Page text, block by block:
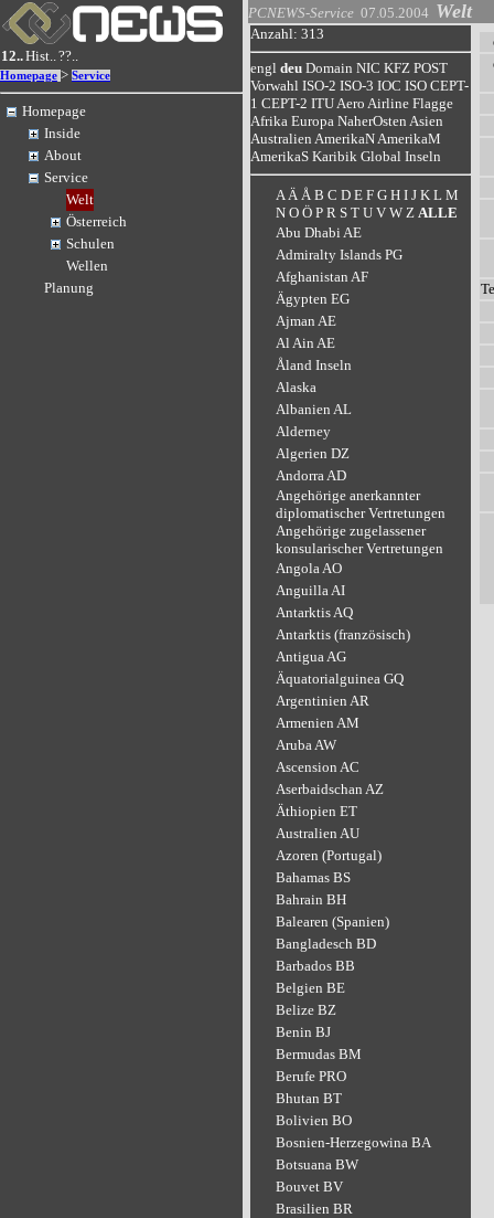
12..Hist..??..
Homepage > Service
Homepage
Inside
About
Service
Welt
Österreich
Schulen
Wellen
Planung
PCNEWS-Service 07.05.2004 Welt
Anzahl: 313
engl deu Domain NIC KFZ POST
Vorwahl ISO-2 ISO-3 IOC ISO CEPT-
1 CEPT-2 ITUAero Airline Flagge
Afrika Europa NaherOsten Asien
Australien AmerikaNAmerikaM
AmerikaS Karibik Global Inseln
A Ä Å B C D E F G H I J K L M
N O Ö P R S T U V W Z ALLE
Abu Dhabi AE
Admiralty Islands PG
Afghanistan AF
Ägypten EG
Ajman AE
Al Ain AE
Åland Inseln
Alaska
Albanien AL
Alderney
Algerien DZ
Andorra AD
Angehörige anerkannter
diplomatischer Vertretungen
Angehörige zugelassener
konsularischer Vertretungen
Angola AO
Anguilla AI
Antarktis AQ
Antarktis (französisch)
Antigua AG
Äquatorialguinea GQ
Argentinien AR
Armenien AM
Aruba AW
Ascension AC
Aserbaidschan AZ
Äthiopien ET
Australien AU
Azoren (Portugal)
Bahamas BS
Bahrain BH
Balearen (Spanien)
Bangladesch BD
Barbados BB
Belgien BE
Belize BZ
Benin BJ
Bermudas BM
Berufe PRO
Bhutan BT
Bolivien BO
Bosnien-Herzegowina BA
Botsuana BW
Bouvet BV
Brasilien BR